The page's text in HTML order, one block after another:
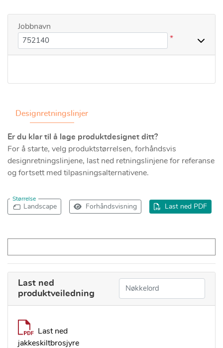
Designretningslinjer
Er du klar til å lage produktdesignet ditt?
For å starte, velg produktstørrelsen, forhåndsvis
designretningslinjene, last ned retningslinjene for referanse
og fortsett med tilpasningsalternativene.
Størrelse
Landscape Forhåndsvisning Last ned PDF
Last ned
produktveiledning
Last ned
jakkeskiltbrosjyre
Jobbnavn
*